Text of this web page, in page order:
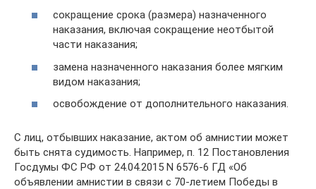
сокращение срока (размера) назначенного
наказания, включая сокращение неотбытой
части наказания;
замена назначенного наказания более мягким
видом наказания;
освобождение от дополнительного наказания.
С лиц, отбывших наказание, актом об амнистии может
быть снята судимость. Например, п. 12 Постановления
Госдумы ФС РФ от 24.04.2015 N 6576-6 ГД «Об
объявлении амнистии в связи с 70-летием Победы в